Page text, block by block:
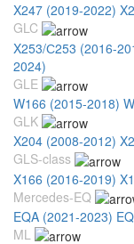
X247 (2019-2022)
GLC
X253/С253 (2016-
2024)
GLE
W166 (2015-2018)
GLK
X204 (2008-2012)
GLS-class
X166 (2016-2019)
Mercedes-EQ
EQA (2021-2023)
ML